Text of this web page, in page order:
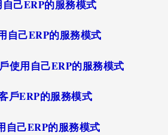
己ERP的服務模式
自己ERP的服務模式
使用自己ERP的服務模式
戶ERP的服務模式
自己ERP的服務模式